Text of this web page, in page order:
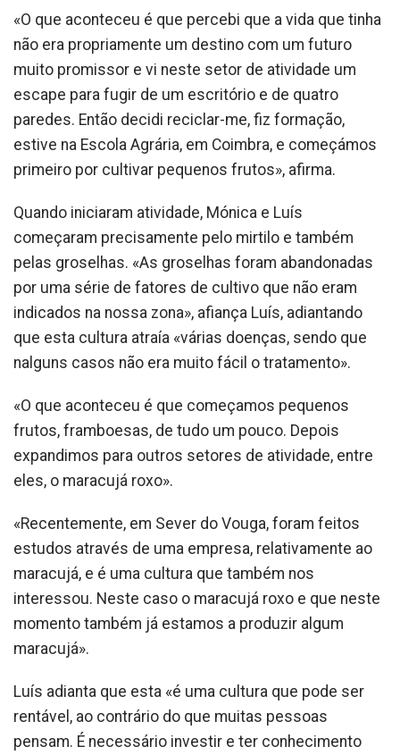
«O que aconteceu é que percebi que a vida que tinha
não era propriamente um destino com um futuro
muito promissor e vi neste setor de atividade um
escape para fugir de um escritório e de quatro
paredes. Então decidi reciclar-me, fiz formação,
estive na Escola Agrária, em Coimbra, e começámos
primeiro por cultivar pequenos frutos», afirma.
Quando iniciaram atividade, Mónica e Luís
começaram precisamente pelo mirtilo e também
pelas groselhas. «As groselhas foram abandonadas
por uma série de fatores de cultivo que não eram
indicados na nossa zona», afiança Luís, adiantando
que esta cultura atraía «várias doenças, sendo que
nalguns casos não era muito fácil o tratamento».
«O que aconteceu é que começamos pequenos
frutos, framboesas, de tudo um pouco. Depois
expandimos para outros setores de atividade, entre
eles, o maracujá roxo».
«Recentemente, em Sever do Vouga, foram feitos
estudos através de uma empresa, relativamente ao
maracujá, e é uma cultura que também nos
interessou. Neste caso o maracujá roxo e que neste
momento também já estamos a produzir algum
maracujá».
Luís adianta que esta «é uma cultura que pode ser
rentável, ao contrário do que muitas pessoas
pensam. É necessário investir e ter conhecimento